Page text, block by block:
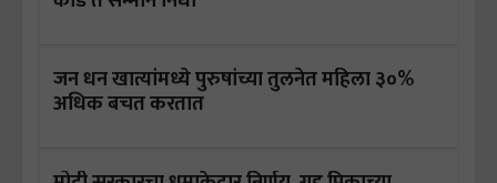
जन धन खात्यांमध्ये पुरुषांच्या तुलनेत महिला ३०%
अधिक बचत करतात